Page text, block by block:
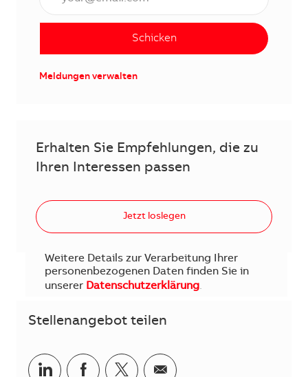
Schicken
Meldungen verwalten
Erhalten Sie Empfehlungen, die zu
Ihren Interessen passen
Jetzt loslegen
Weitere Details zur Verarbeitung Ihrer
personenbezogenen Daten finden Sie in
unserer Datenschutzerklärung.
Stellenangebot teilen
Teilen via LinkedIn
Teilen via Facebook
Teilen via Twitter
Teilen via E-Mail